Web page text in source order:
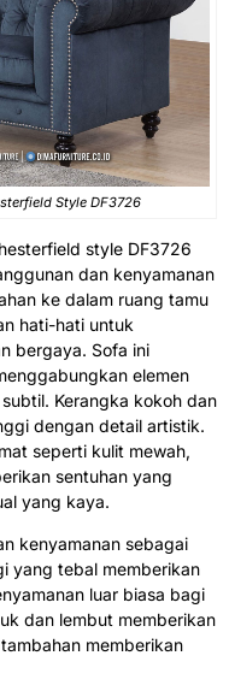
Style DF3726
style DF3726
dan kenyamanan
ke dalam ruang tamu
hati-hati untuk
bergaya. Sofa ini
elemen
Kerangka kokoh dan
dengan detail artistik.
seperti kulit mewah,
sentuhan yang
yang kaya.
kenyamanan sebagai
yang tebal memberikan
luar biasa bagi
dan lembut memberikan
memberikan